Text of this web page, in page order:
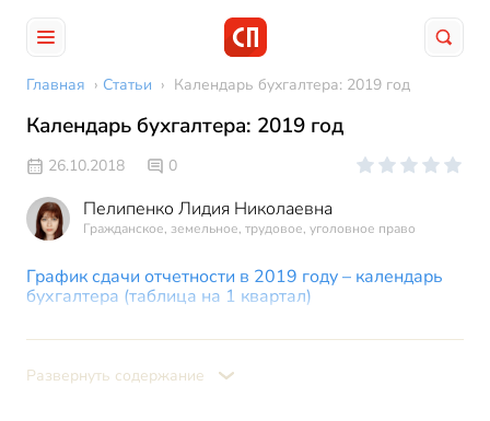
Главная › Статьи › Календарь бухгалтера: 2019 год
Календарь бухгалтера: 2019 год
26.10.2018 0
Пелипенко Лидия Николаевна
Гражданское, земельное, трудовое, уголовное право
График сдачи отчетности в 2019 году – календарь
бухгалтера (таблица на 1 квартал)
Календарь сдачи отчетности в 2019 год (таблица на
Развернуть содержание